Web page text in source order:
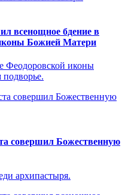
всенощное бдение в
Божией Матери
Феодоровской иконы
совершил Божественную
архипастыря.